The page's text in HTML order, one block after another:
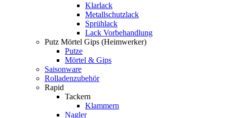
Klarlack
Metallschutzlack
Sprühlack
Lack Vorbehandlung
Putz Mörtel Gips (Heimwerker)
Putze
Mörtel & Gips
Saisonware
Rolladenzubehör
Rapid
Tackern
Klammern
Nagler